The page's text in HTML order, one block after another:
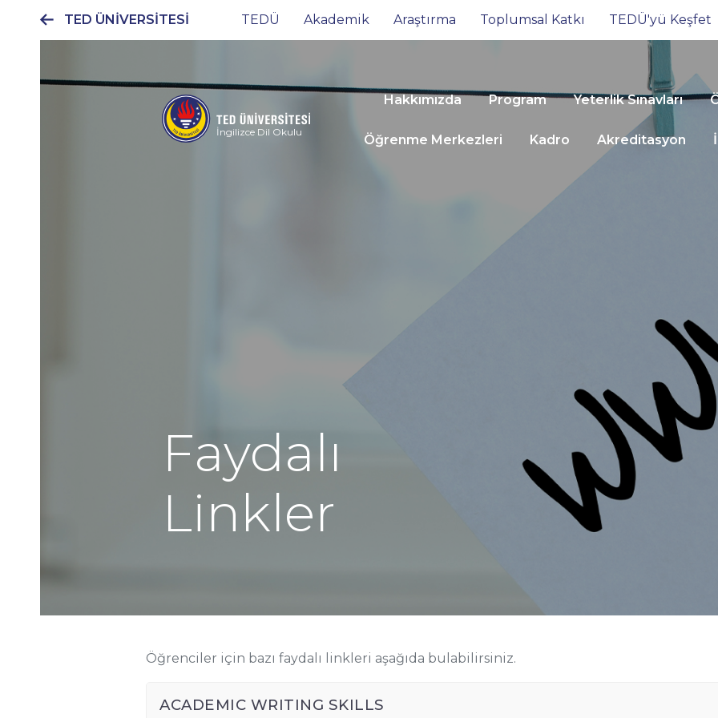
TED ÜNİVERSİTESİ
Ana
menüsü
TEDÜ Akademik Araştırma Toplumsal Katkı TEDÜ'yü Keşfet
Faydalı
Linkler
İngilizce Dil Okulu
Hakkımızda Program Yeterlik Sınavları
Öğrenme Merkezleri Kadro Akreditasyon
Öğrenciler için bazı faydalı linkleri aşağıda bulabilirsiniz.
ACADEMIC WRITING SKILLS